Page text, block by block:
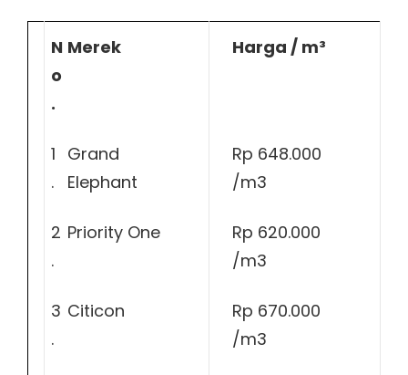
N
o
.
Merek Harga / m³
1
.
Grand
Elephant
Rp 648.000
/m3
2
.
Priority One
Rp 620.000
/m3
3
.
Citicon
Rp 670.000
/m3